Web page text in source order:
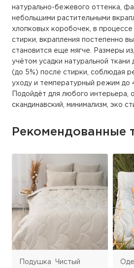
натурально-бежевого оттенка,
небольшими растительными
хлопковых коробочек, в процессе
стирки, вкрапления постепенно
становится еще мягче. Размеры
учётом усадки натуральной ткани
(до 5%) после стирки, соблюдая
уходу и температурный режим до
Подойдёт для любого интерьера,
скандинавский, минимализм, эко
Рекомендованные
Подушка Чистый